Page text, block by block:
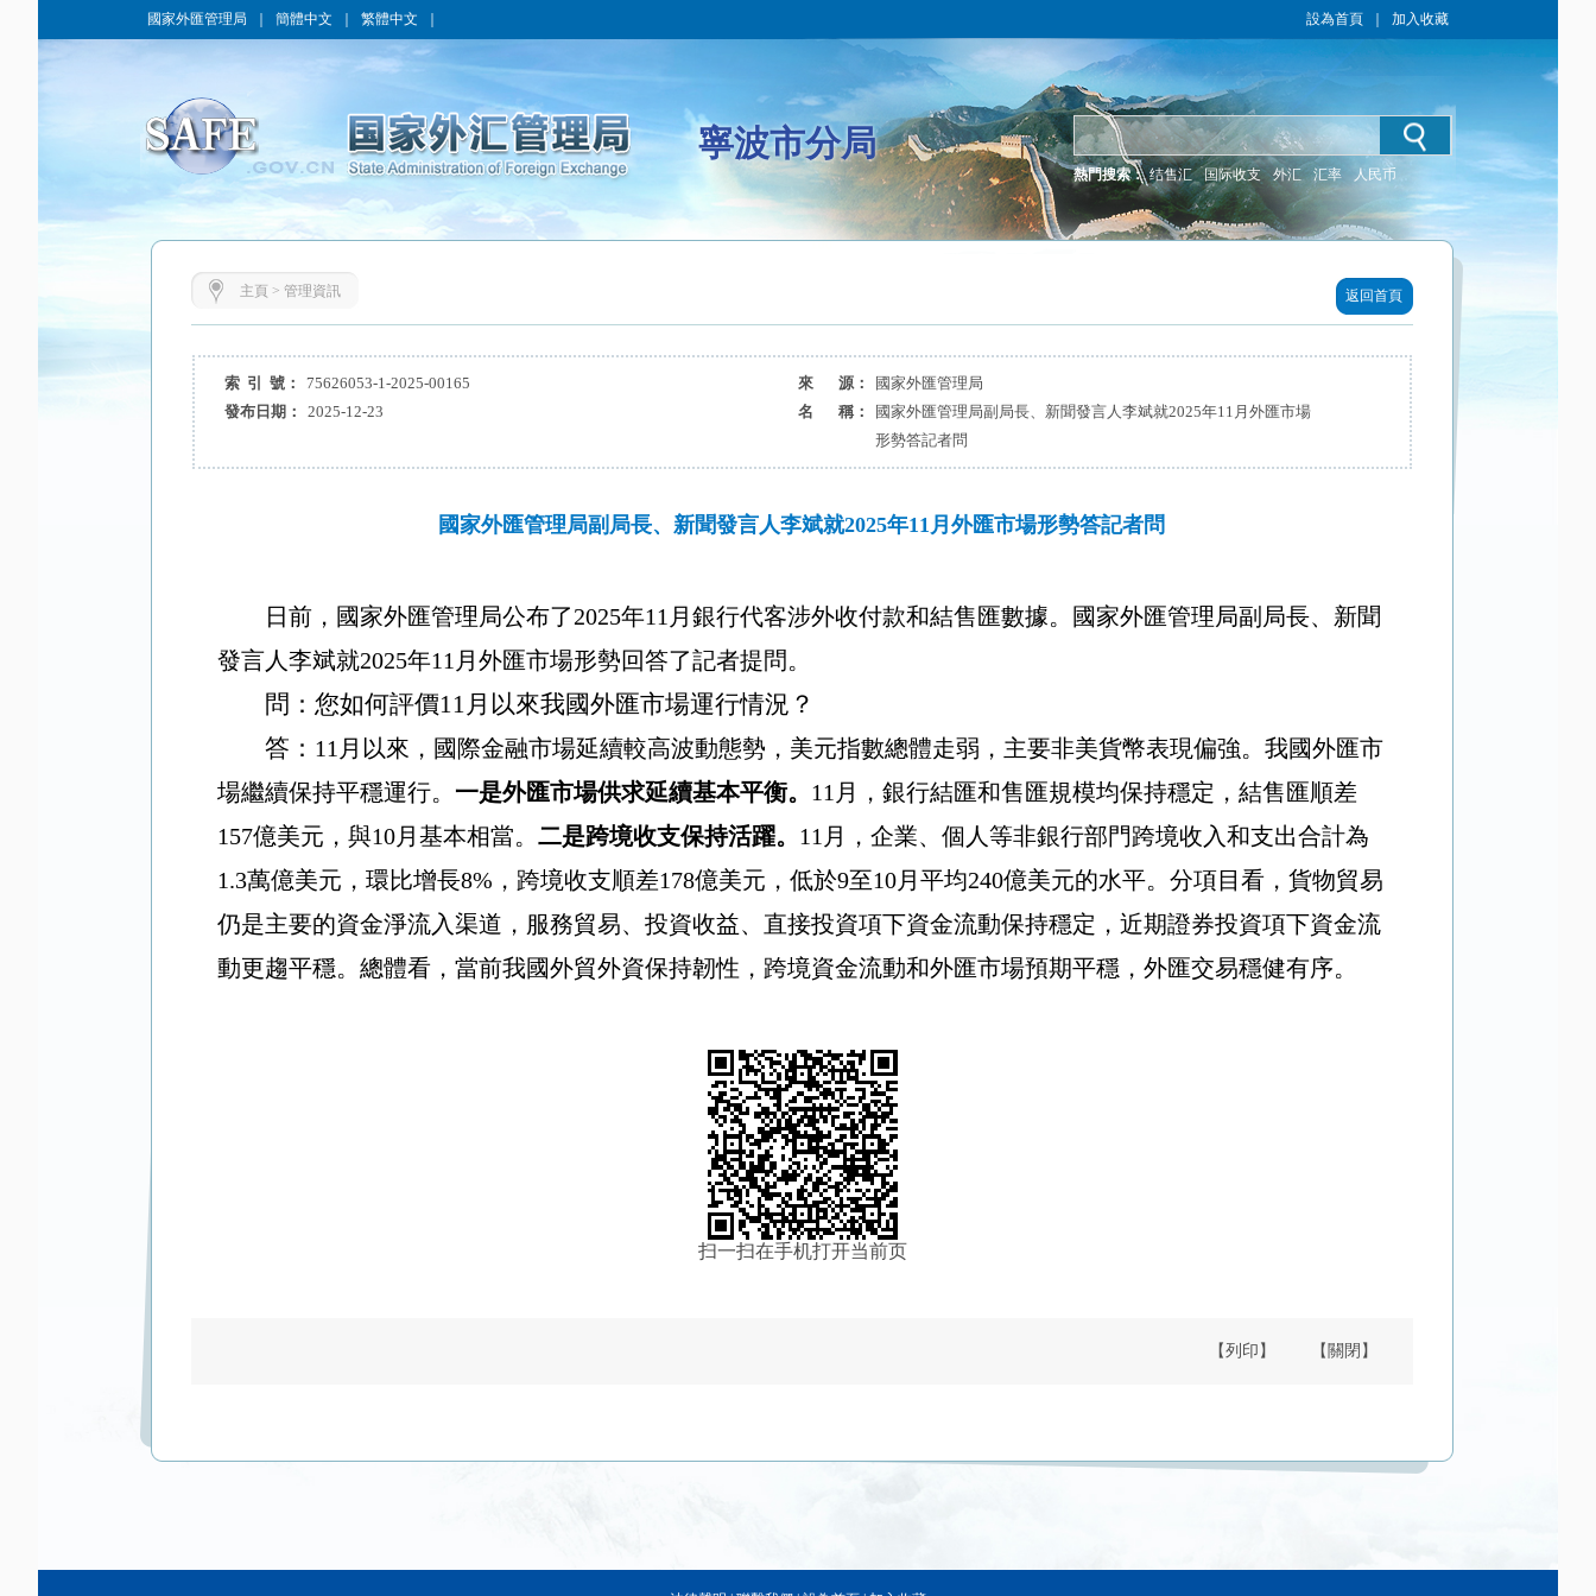
國家外匯管理局 簡體中文 繁體中文 設為首頁 加入收藏
寧波市分局
熱門搜索： 结售汇 国际收支 外汇 汇率 人民币
主頁 > 管理資訊 返回首頁
索 引 號： 75626053-1-2025-00165 來 源：
國家外匯管理局
發布日期：
2025-12-23 名 稱：
國家外匯管理局副局長、新聞發言人李斌就2025年11月外匯市場
形勢答記者問
國家外匯管理局副局長、新聞發言人李斌就2025年11月外匯市場形勢答記者問
日前，國家外匯管理局公布了2025年11 月銀行代客涉外收付款和結售匯數據。國家外匯管理局副局長、新聞
發言人李斌就2025年11 月外匯市場形勢回答了記者提問。
問：您如何評價11月以來我國外匯市場運行情況？
答： 11 月以來，國際金融市場延續較高波動態勢，美元指數總體走弱，主要非美貨幣表現偏強。我國外匯市
場繼續保持平穩運行。 一是外匯市場供求延續基本平衡。 11 月，銀行結匯和售匯規模均保持穩定，結售匯順差
157億美元，與10月基本相當。 二是跨境收支保持活躍。 11 月，企業、個人等非銀行部門跨境收入和支出合計為
1.3萬億美元，環比增長8% ，跨境收支順差178億美元，低於9至10月平均240億美元的水平。分項目看，貨物貿易
仍是主要的資金淨流入渠道，服務貿易、投資收益、直接投資項下資金流動保持穩定，近期證券投資項下資金流
動更趨平穩。總體看，當前我國外貿外資保持韌性，跨境資金流動和外匯市場預期平穩，外匯交易穩健有序。
扫一扫在手机打开当前页
【列印】 【關閉】